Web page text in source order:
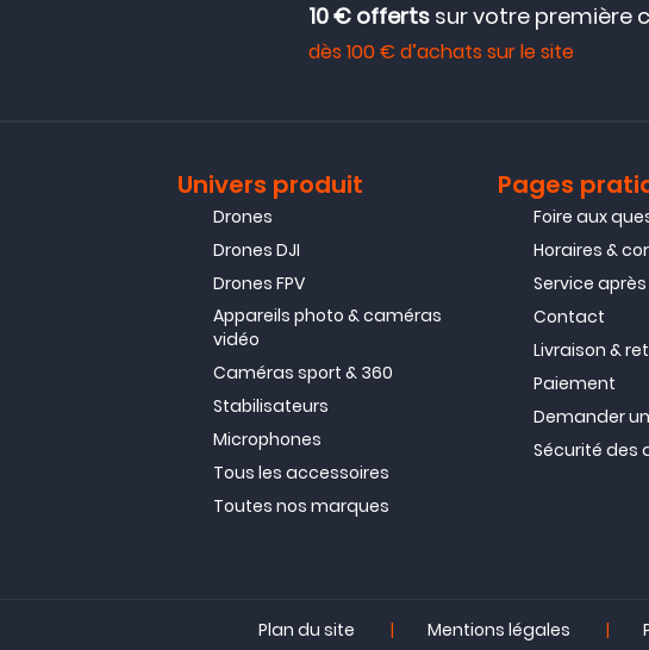
10 € offerts sur votre première
dès 100 € d’achats sur le site
Univers produit
Drones
Drones DJI
Drones FPV
Appareils photo & caméras
vidéo
Caméras sport & 360
Stabilisateurs
Microphones
Tous les accessoires
Toutes nos marques
Pages
Foire aux
Horaires &
Service
Contact
Livraison &
Paiement
Demander
Sécurité des
Plan du site | Mentions légales |